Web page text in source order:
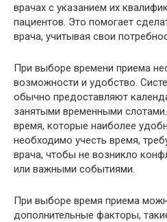
врачах с указанием их
пациентов. Это помогает
врача, учитывая свои
При выборе времени приема
возможности и удобство.
обычно предоставляют
занятыми временными
время, которые наиболее
необходимо учесть время,
врача, чтобы не возникло
или важными событиями.
При выборе время приема
дополнительные факторы,